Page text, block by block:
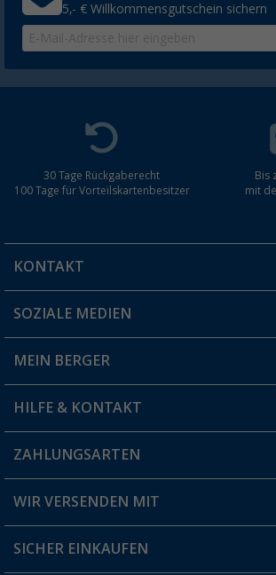
5,- € Willkommensgutschein sichern
30 Tage Rückgaberecht
100 Tage für Vorteilskartenbesitzer
Bis
mit
KONTAKT
Du hast eine Frage?
Filiale finden
SOZIALE MEDIEN
MEIN BERGER
Vorteilskarte
Blog
Jobs & Karriere
HILFE & KONTAKT
FAQ & Kontakt
Versandinformationen
Rücksendung
ZAHLUNGSARTEN
WIR VERSENDEN MIT
SICHER EINKAUFEN